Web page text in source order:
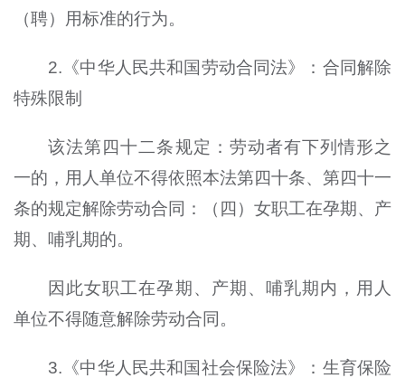
（聘）用标准的行为。
2.《中华人民共和国劳动合同法》：合同解除
特殊限制
该法第四十二条规定：劳动者有下列情形之
一的，用人单位不得依照本法第四十条、第四十一
条的规定解除劳动合同：（四）女职工在孕期、产
期、哺乳期的。
因此女职工在孕期、产期、哺乳期内，用人
单位不得随意解除劳动合同。
3.《中华人民共和国社会保险法》：生育保险